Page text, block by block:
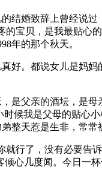
结婚致辞上曾经说过
的宝贝，是我最贴心
年的那个秋天。
好。都说女儿是妈
是父亲的酒坛，是
候我是父母的贴心
整天惹是生非，常常
就行了，没有必要告
倾心几度闻。今日一